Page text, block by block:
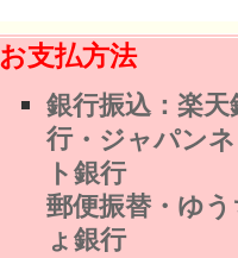
お支払方法
銀行振込：楽天
行・ジャパン
ト銀行
郵便振替・ゆ
ょ銀行